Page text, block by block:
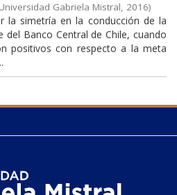
Universidad Gabriela Mistral, 2016)
la simetría en la conducción de la
Banco Central de Chile, cuando
positivos con respecto a la meta